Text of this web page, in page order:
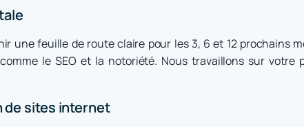
une feuille de route claire pour les 3, 6 et 12 prochains
le SEO et la notoriété. Nous travaillons sur
sites internet